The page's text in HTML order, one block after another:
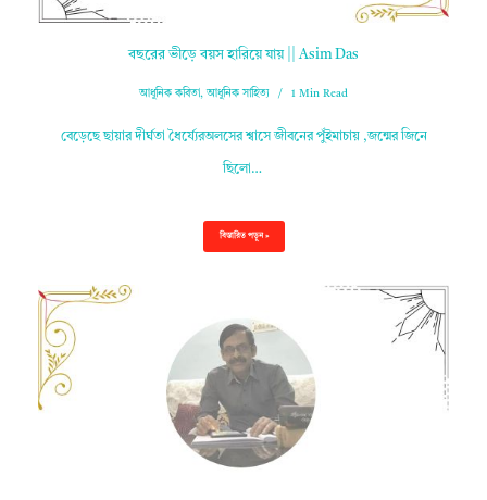
বছরের ভীড়ে বয়স হারিয়ে যায় || Asim Das
আধুনিক কবিতা,আধুনিক সাহিত্য 1 Min Read
বেড়েছে ছায়ার দীর্ঘতা ধৈর্য্যেরঅলসের শ্বাসে জীবনের পুঁইমাচায় ,জন্মের জিনে
ছিলো…
বিস্তারিত পড়ুন »